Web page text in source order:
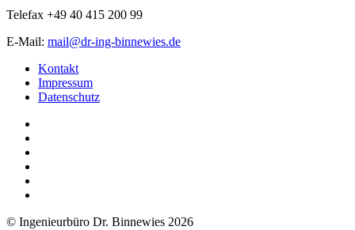
Telefax +49 40 415 200 99
E-Mail: mail@dr-ing-binnewies.de
Kontakt
Impressum
Datenschutz
© Ingenieurbüro Dr. Binnewies 2026